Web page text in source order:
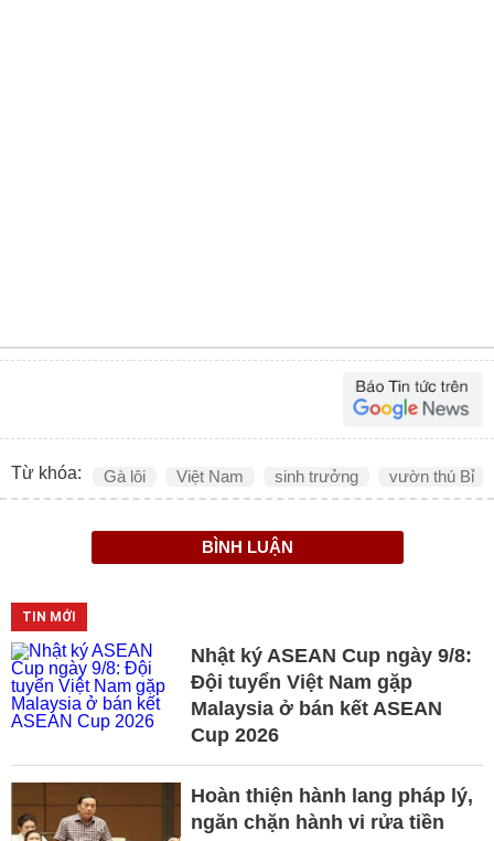
Từ khóa: Gà lôi Việt Nam sinh trưởng vườn thú Bỉ
BÌNH LUẬN
TIN MỚI
Nhật ký ASEAN Cup ngày 9/8:
Đội tuyển Việt Nam gặp
Malaysia ở bán kết ASEAN
Cup 2026
Hoàn thiện hành lang pháp lý,
ngăn chặn hành vi rửa tiền